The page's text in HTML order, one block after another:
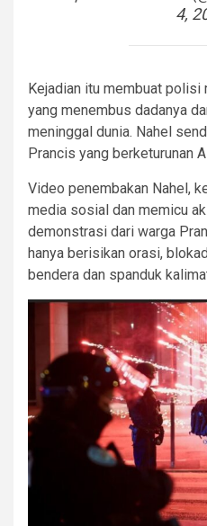
4,
Kejadian itu membuat polisi
yang menembus dadanya
meninggal dunia. Nahel
Prancis yang berketurunan
Video penembakan Nahel,
media sosial dan memicu
demonstrasi dari warga
hanya berisikan orasi,
bendera dan spanduk